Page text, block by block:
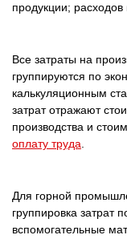
продукции; расходов
Все затраты на
группируются по
калькуляционным
затрат отражают
производства и
оплату труда
Для горной
группировка затрат
вспомогательные